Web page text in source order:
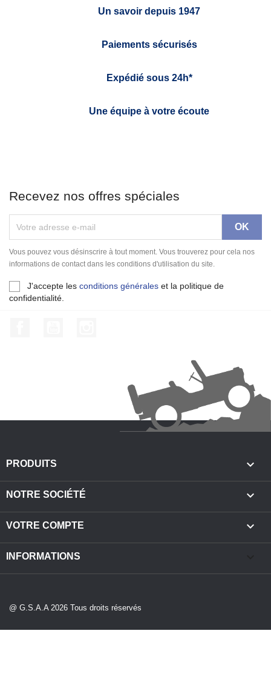
Un savoir depuis 1947
Paiements sécurisés
Expédié sous 24h*
Une équipe à votre écoute
Recevez nos offres spéciales
Vous pouvez vous désinscrire à tout moment. Vous trouverez pour cela nos
informations de contact dans les conditions d'utilisation du site.
J'accepte les conditions générales et la politique de
confidentialité.
PRODUITS 
NOTRE SOCIÉTÉ 
VOTRE COMPTE 
INFORMATIONS
@ G.S.A.A 2026 Tous droits réservés